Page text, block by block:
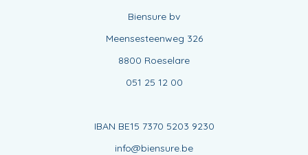
Biensure bv
Meensesteenweg 326
8800 Roeselare
051 25 12 00
IBAN BE15 7370 5203 9230
info@biensure.be